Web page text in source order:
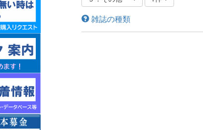
雑誌の種類